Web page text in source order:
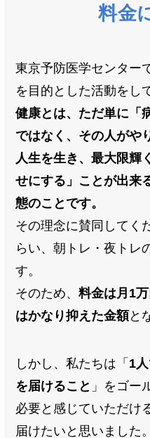
料金
東京予防医学センター
を目的とした活動をし
健康とは、ただ単に「
ではなく、その人がや
人生を生き、最大限輝
せにする」ことが出来
態のことです。
その理念に賛同してく
らい、朝トレ・夜トレ
す。
そのため、料金は月1
はかなり抑えた金額と
しかし、私たちは「 1
を届けること 」をゴー
必要と感じていただけ
届けたいと思いました。